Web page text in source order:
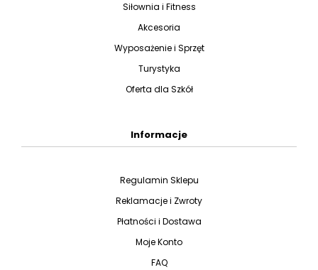
Siłownia i Fitness
Akcesoria
Wyposażenie i Sprzęt
Turystyka
Oferta dla Szkół
Informacje
Regulamin Sklepu
Reklamacje i Zwroty
Płatności i Dostawa
Moje Konto
FAQ